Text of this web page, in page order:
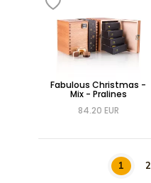
Fabulous Christmas -
Mix - Pralines
84.20 EUR
1 2